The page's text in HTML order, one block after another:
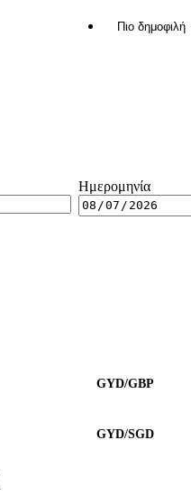
Πιο δημοφιλή
Ημερομηνία
GYD/GBP
GYD/SGD